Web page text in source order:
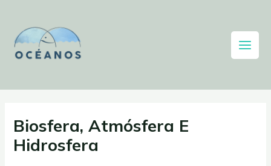
Biosfera, Atmósfera E
Hidrosfera